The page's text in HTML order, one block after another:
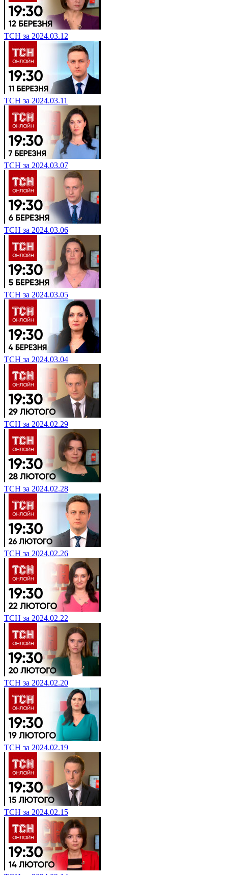
ТСН за 2024.03.12
ТСН за 2024.03.11
ТСН за 2024.03.07
ТСН за 2024.03.06
ТСН за 2024.03.05
ТСН за 2024.03.04
ТСН за 2024.02.29
ТСН за 2024.02.28
ТСН за 2024.02.26
ТСН за 2024.02.22
ТСН за 2024.02.20
ТСН за 2024.02.19
ТСН за 2024.02.15